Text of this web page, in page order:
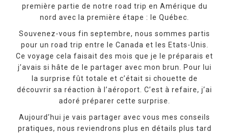
première partie de notre road trip en Amérique du
nord avec la première étape : le Québec.
Souvenez-vous fin septembre, nous sommes partis
pour un road trip entre le Canada et les Etats-Unis.
Ce voyage cela faisait des mois que je le préparais et
j’avais si hâte de le partager avec mon brun. Pour lui
la surprise fût totale et c’était si chouette de
découvrir sa réaction à l’aéroport. C’est à refaire, j’ai
adoré préparer cette surprise.
Aujourd’hui je vais partager avec vous mes conseils
pratiques, nous reviendrons plus en détails plus tard